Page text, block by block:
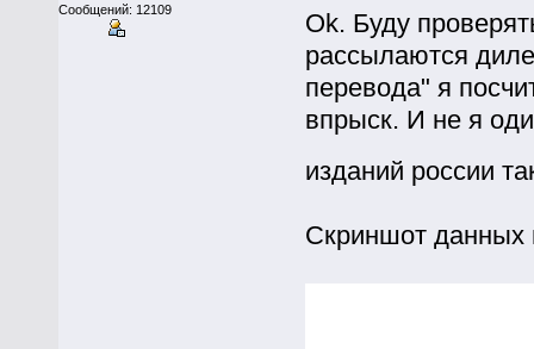
Сообщений: 12109
Ok. Буду
рассылаются
перевода" я
впрыск. И не я
изданий россии
Скриншот данных